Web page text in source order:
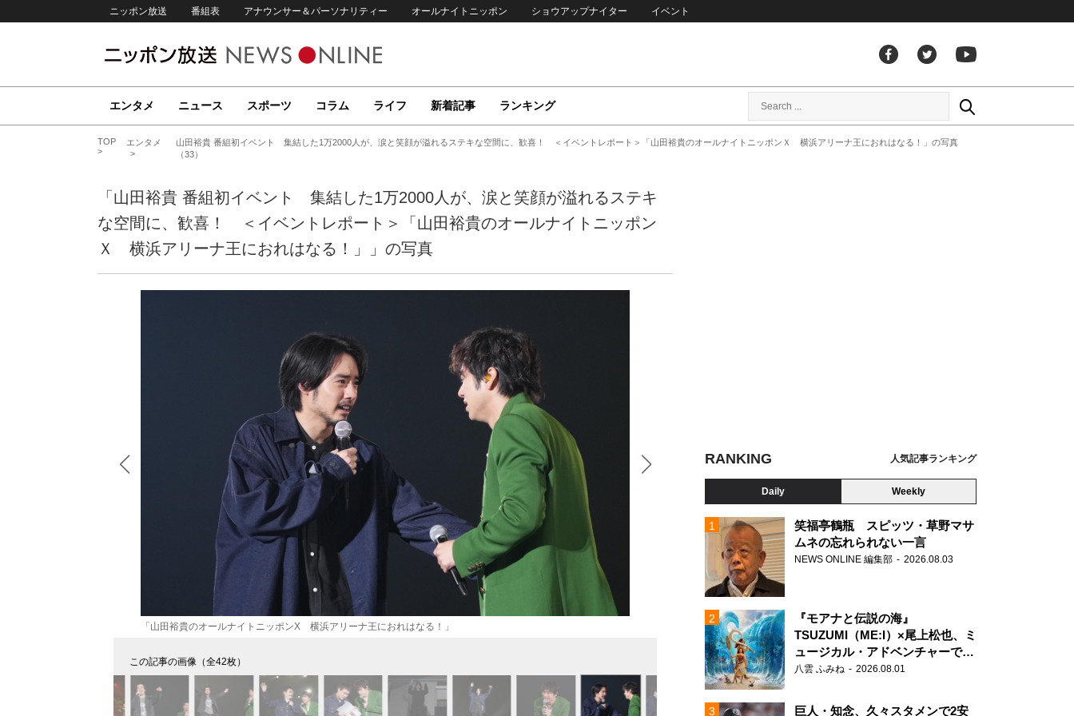
ニッポン放送 番組表 アナウンサー＆パーソナリティー オールナイトニッポン ショウアップナイター イベント
エンタメ ニュース スポーツ コラム ライフ 新着記事 ランキング
TOP エンタメ
山田裕貴 番組初イベント 集結した1万2000人が、涙と笑顔が溢れるステキな空間に、歓喜！ ＜イベントレポート＞「山田裕貴のオールナイトニッポンＸ 横浜アリーナ王におれはなる！」の写真
（33）
「山田裕貴 番組初イベント 集結した1万2000人が、涙と笑顔が溢れるステキ
な空間に、歓喜！ ＜イベントレポート＞「山田裕貴のオールナイトニッポン
Ｘ 横浜アリーナ王におれはなる！」」の写真
「山田裕貴のオールナイトニッポンX 横浜アリーナ王におれはなる！」 「山田裕貴のオールナイトニッポンX 横浜アリーナ王におれはなる！」
この記事の画像（全42枚）
RANKING 人気記事ランキング
Daily Weekly
笑福亭鶴瓶 スピッツ・草野マサ
ムネの忘れられない一言
NEWS ONLINE 編集部 2026.08.03
『モアナと伝説の海』
TSUZUMI（ME:I）×尾上松也、ミ
ュージカル・アドベンチャーで美
声を響かせる
八雲 ふみね 2026.08.01
巨人・知念、久々スタメンで2安